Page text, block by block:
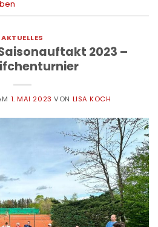
AKTUELLES
2023 –
1. MAI 2023 VON LISA KOCH